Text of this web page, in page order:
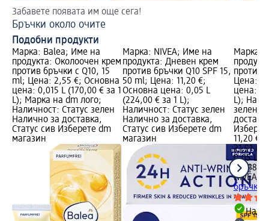
Забавете появата им още сега!
Бръчки около очите
Подобни продукти
Марка: Balea; Име на
продукта: Околоочен крем
против бръчки с Q10, 15
ml; Цена: 2,55 €; Основна
цена: 0,015 L (170,00 € за 1
L); Марка на dm лого;
Наличност: Статус зелен
Налично за доставка,
Статус сив Изберете dm
магазин
Марка: NIVEA; Име на
продукта: Дневен крем
против бръчки Q10 SPF 15,
50 ml; Цена: 11,20 €;
Основна цена: 0,05 L
(224,00 € за 1 L);
Наличност: Статус зелен
Налично за доставка,
Статус сив Изберете dm
магазин
Марка:
против
Цена:
цена:
L);
зелен
11,20 €
21,91 лв.
0,05 L
L
NIVEA
бръчки